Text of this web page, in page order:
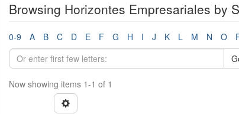
Browsing Horizontes Empresariales by
0-9 A B C D E F G H I J K L M N O
Now showing items 1-1 of 1